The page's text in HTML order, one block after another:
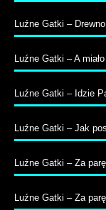
Luźne Gatki –
Luźne Gatki – A
Luźne Gatki – Idzie
Luźne Gatki – Jak
Luźne Gatki – Za
Luźne Gatki – Za